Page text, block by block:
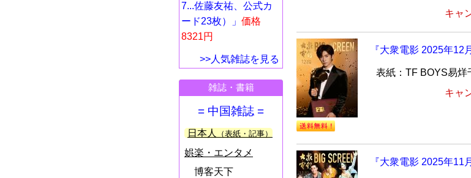
7...佐藤友祐、公式カ
ード23枚）」 価格
8321円
>>人気雑誌を見る
雑誌・書籍
= 中国雑誌 =
日本人 （表紙・記事）
娯楽・エンタメ
博客天下
キャ
『大衆電影 2025年12
表紙：TF BOYS易烊
キャ
『大衆電影 2025年11